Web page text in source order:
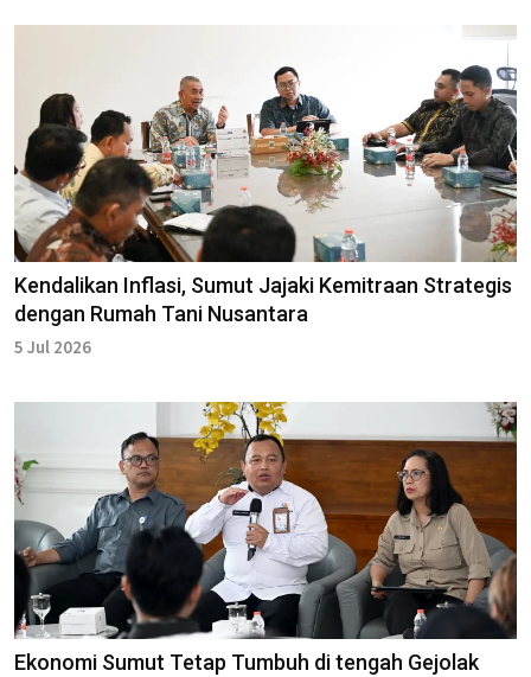
Kendalikan Inflasi, Sumut Jajaki Kemitraan Strategis
dengan Rumah Tani Nusantara
5 Jul 2026
Ekonomi Sumut Tetap Tumbuh di tengah Gejolak